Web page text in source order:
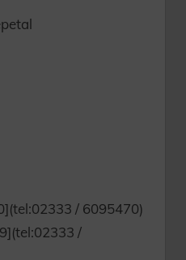
/ 6095470)
/